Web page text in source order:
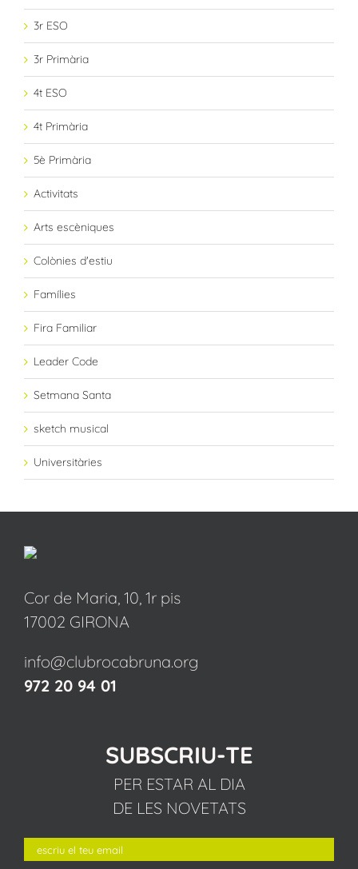
3r ESO
3r Primària
4t ESO
4t Primària
5è Primària
Activitats
Arts escèniques
Colònies d'estiu
Famílies
Fira Familiar
Leader Code
Setmana Santa
sketch musical
Universitàries
Cor de Maria, 10, 1r pis
17002 GIRONA
info@clubrocabruna.org
972 20 94 01
SUBSCRIU-TE
PER ESTAR AL DIA
DE LES NOVETATS